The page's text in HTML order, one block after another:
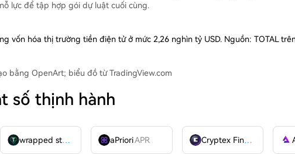
lực để tập hợp gói dự luật cuối cùng.
vốn hóa thị trường tiền điện tử ở mức 2,26 nghìn tỷ USD. Nguồn: TOTAL
bằng OpenArt; biểu đồ từ TradingView.com
số thịnh hành
wrapped stUSDT WSTUSDTaPrioriAPR Cryptex Finance